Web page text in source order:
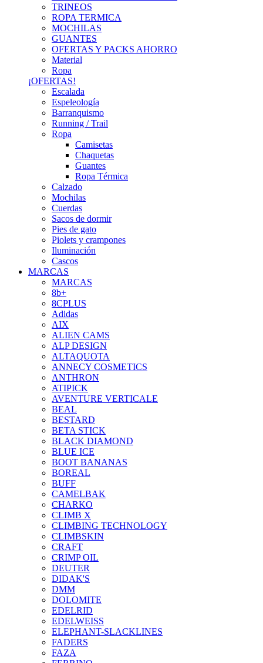
TRINEOS
ROPA TERMICA
MOCHILAS
GUANTES
OFERTAS Y PACKS AHORRO
Material
Ropa
¡OFERTAS!
Escalada
Espeleología
Barranquismo
Running / Trail
Ropa
Camisetas
Chaquetas
Guantes
Ropa Térmica
Calzado
Mochilas
Cuerdas
Sacos de dormir
Pies de gato
Piolets y crampones
Iluminación
Cascos
MARCAS
MARCAS
8b+
8CPLUS
Adidas
AIX
ALIEN CAMS
ALP DESIGN
ALTAQUOTA
ANNECY COSMETICS
ANTHRON
ATIPICK
AVENTURE VERTICALE
BEAL
BESTARD
BETA STICK
BLACK DIAMOND
BLUE ICE
BOOT BANANAS
BOREAL
BUFF
CAMELBAK
CHARKO
CLIMB X
CLIMBING TECHNOLOGY
CLIMBSKIN
CRAFT
CRIMP OIL
DEUTER
DIDAK'S
DMM
DOLOMITE
EDELRID
EDELWEISS
ELEPHANT-SLACKLINES
FADERS
FAZA